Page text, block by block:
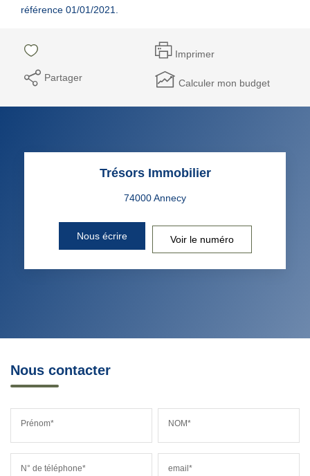
référence 01/01/2021.
Imprimer
Partager Calculer mon budget
Trésors Immobilier
Nous écrire Voir le numéro
Nous contacter
Prénom* NOM*
N° de téléphone* email*